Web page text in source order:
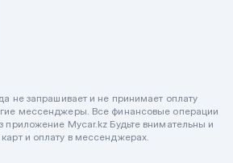
не запрашивает и не принимает оплату
мессенджеры. Все финансовые операции
приложение Mycar.kz Будьте внимательны и
и оплату в мессенджерах.